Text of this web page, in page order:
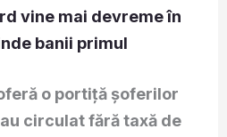
vine mai devreme în
banii primul
o portiță șoferilor
circulat fără taxă de